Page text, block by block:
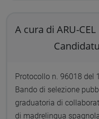
A cura di ARU-CEL
Protocollo n. 96018 del
Bando di selezione
graduatoria di
di madrelingua